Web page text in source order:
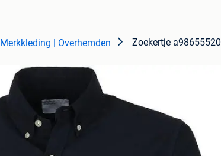
Merkkleding | Overhemden Zoekertje a98655520